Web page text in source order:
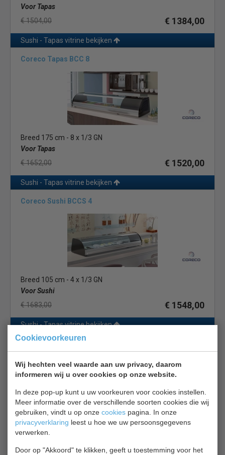
Cookievoorkeuren
Wij hechten veel waarde aan uw privacy, daarom
informeren wij u over cookies op onze website.
In deze pop-up kunt u uw voorkeuren voor cookies instellen.
Meer informatie over de verschillende soorten cookies die wij
gebruiken, vindt u op onze cookies pagina. In onze
privacyverklaring leest u hoe we uw persoonsgegevens
verwerken.
Door op "Akkoord" te klikken, geeft u toestemming voor het
Voor Tapas
€ 1504,00
€ 1384,00
Sushi - Tapas vitrine bekijken
Coreco Tapas BCC 8
Breed 175 cm - 8 x 1/3 GN
Voor Tapas
€ 1652,00
€ 1520,00
Sushi - Tapas vitrine bekijken
Coreco Sushi BCCS 4
Breed 105 cm - 4 x 1/3 GN
Voor Sushi
€ 1683,00
€ 1548,00
Sushi - Tapas vitrine bekijken
Coreco Sushi BCS 6
Breed 140 cm - Vlakke plaat
Voor Sushi
€ 1732,00
€ 1593,00